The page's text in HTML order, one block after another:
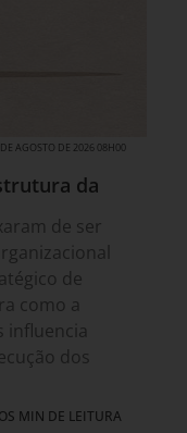
AGOSTO DE 2026 08H00
da
de ser
de
como a
influencia
dos
MIN DE LEITURA